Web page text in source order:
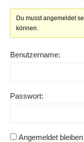
Du musst angemeldet
können.
Benutzername:
Passwort:
Angemeldet bleiben